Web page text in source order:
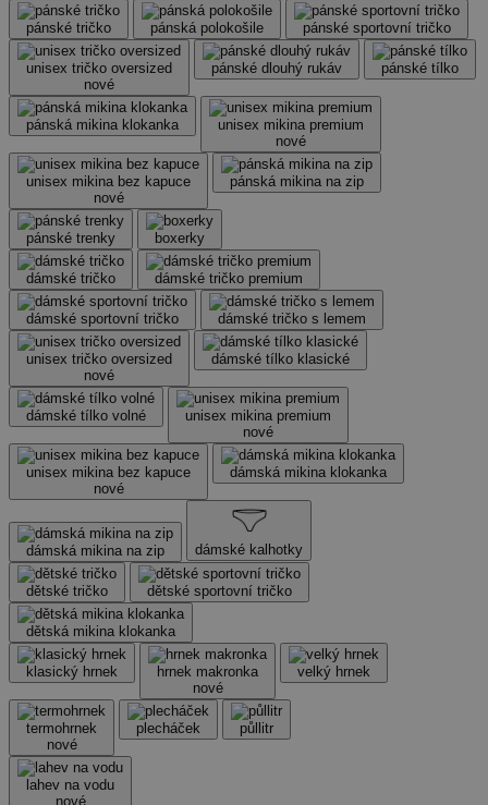
pánské tričko pánská polokošile pánské sportovní tričko
unisex tričko oversized
nové
pánské dlouhý rukáv pánské tílko
pánská mikina klokanka
unisex mikina premium
nové
unisex mikina bez kapuce
nové
pánská mikina na zip
pánské trenky boxerky
dámské tričko dámské tričko premium
dámské sportovní tričko dámské tričko s lemem
unisex tričko oversized
nové
dámské tílko klasické
dámské tílko volné
unisex mikina premium
nové
unisex mikina bez kapuce
nové
dámská mikina klokanka
dámská mikina na zip dámské kalhotky
dětské tričko dětské sportovní tričko
dětská mikina klokanka
klasický hrnek
hrnek makronka
nové
velký hrnek
termohrnek
nové
plecháček půllitr
lahev na vodu
nové